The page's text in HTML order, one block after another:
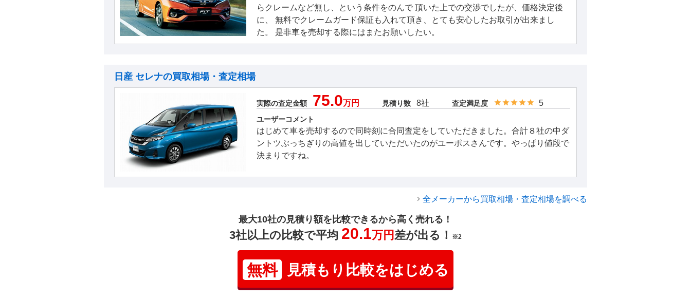
らクレームなど無し、という条件をのんで 頂いた上での交渉でしたが、価格決定後
に、 無料でクレームガード保証も入れて頂き、とても安心したお取引が出来まし
た。 是非車を売却する際にはまたお願いしたい。
日産 セレナの買取相場・査定相場
実際の査定金額 75.0万円 見積り数 8社 査定満足度 5
ユーザーコメント
はじめて車を売却するので同時刻に合同査定をしていただきました。合計８社の中ダ
ントツぶっちぎりの高値を出していただいたのがユーポスさんです。やっぱり値段で
決まりですね。
全メーカーから買取相場・査定相場を調べる
最大10社の見積り額を比較できるから高く売れる！
3社以上の比較で平均 20.1万円差が出る！ ※2
無料 見積もり比較をはじめる